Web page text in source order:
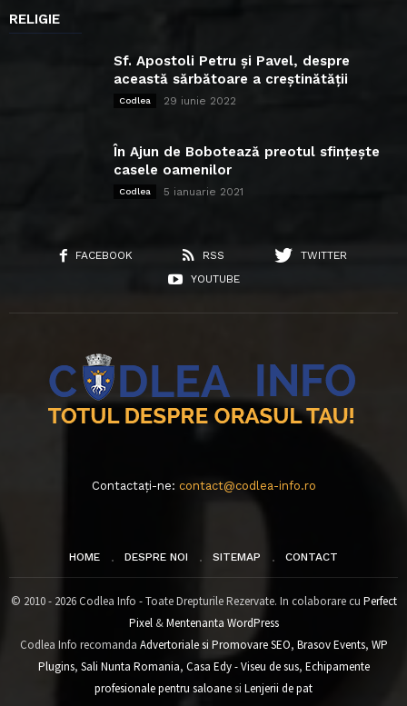
RELIGIE
Sf. Apostoli Petru și Pavel, despre
această sărbătoare a creștinătății
Codlea 29 iunie 2022
În Ajun de Bobotează preotul sfințește
casele oamenilor
Codlea 5 ianuarie 2021
FACEBOOK RSS
TWITTER
YOUTUBE
Contactați-ne: contact@codlea-info.ro
HOME DESPRE NOI SITEMAP CONTACT
© 2010 - 2026 Codlea Info - Toate Drepturile Rezervate. In colaborare cu Perfect
Pixel&Mentenanta WordPress
Codlea Info recomanda Advertoriale si Promovare SEO, Brasov Events, WP
Plugins, Sali Nunta Romania, Casa Edy - Viseu de sus, Echipamente
profesionale pentru saloanesi Lenjerii de pat